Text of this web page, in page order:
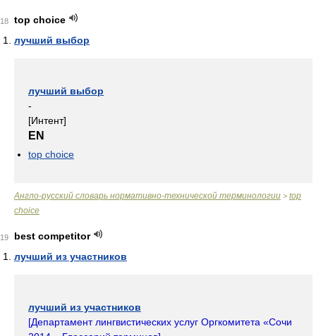
18
top choice
лучший выбор
лучший выбор
-
[Интент]
EN
top choice
Англо-русский словарь нормативно-технической терминологии > top
choice
19
best competitor
лучший из участников
лучший из участников
[Департамент лингвистических услуг Оргкомитета «Сочи